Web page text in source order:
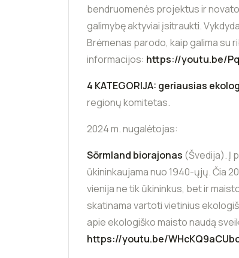
bendruomenės projektus ir
galimybę aktyviai įsitraukti.
Brėmenas parodo, kaip galima su
informacijos: https://youtu.be/
4 KATEGORIJA: geriausias
regionų komitetas.
2024 m. nugalėtojas:
Sörmland biorajonas (Švedija). Į
ūkininkaujama nuo 1940-ųjų. Čia
vienija ne tik ūkininkus, bet ir
skatinama vartoti vietinius
apie ekologiško maisto naudą
https://youtu.be/